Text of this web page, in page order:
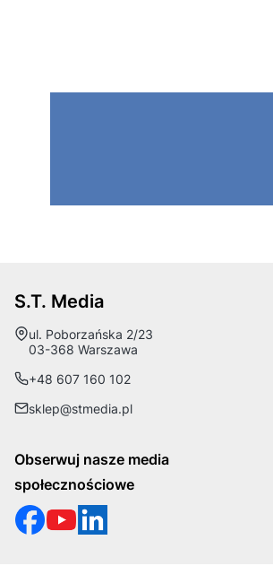
S.T. Media
Adres:
ul. Poborzańska 2/23
03-368 Warszawa
+48 607 160 102
sklep@stmedia.pl
Obserwuj nasze media
społecznościowe